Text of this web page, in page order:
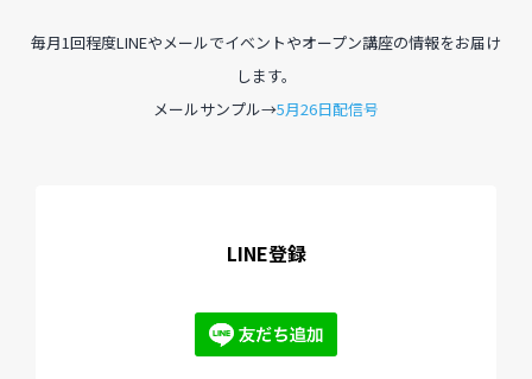
毎月1回程度LINEやメールでイベントやオープン講座の情報をお届け
します。
メールサンプル→5月26日配信号
LINE登録